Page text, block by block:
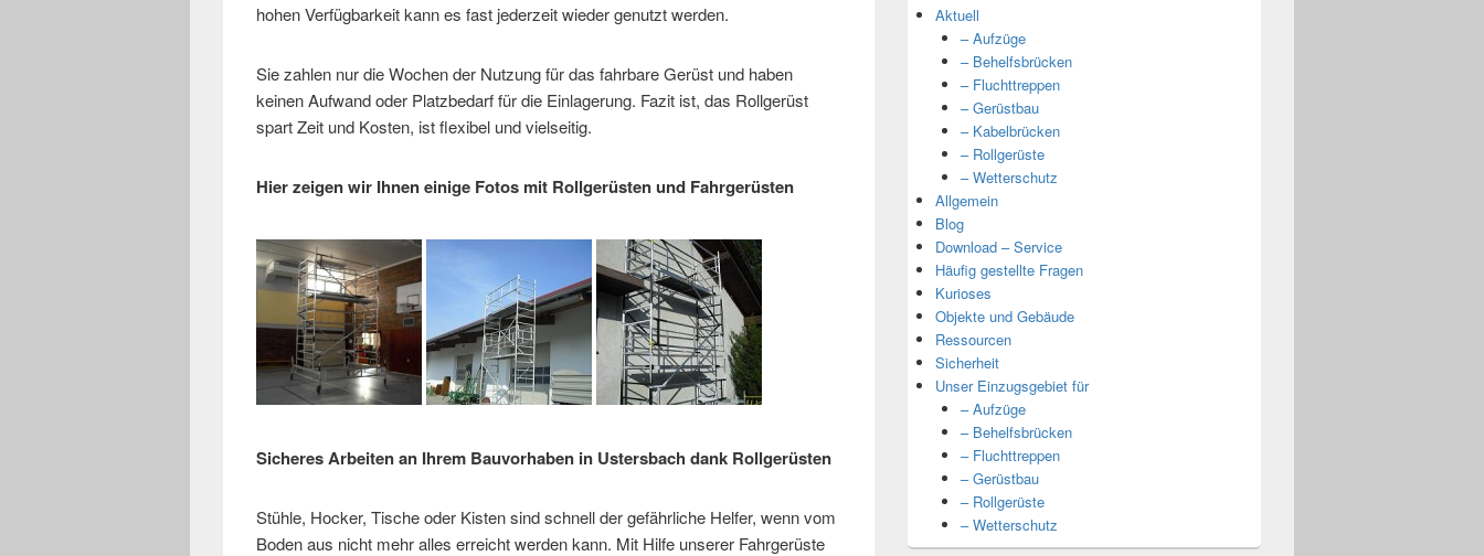
hohen Verfügbarkeit kann es fast jederzeit wieder genutzt werden.
Sie zahlen nur die Wochen der Nutzung für das fahrbare Gerüst und haben
keinen Aufwand oder Platzbedarf für die Einlagerung. Fazit ist, das Rollgerüst
spart Zeit und Kosten, ist flexibel und vielseitig.
Hier zeigen wir Ihnen einige Fotos mit Rollgerüsten und Fahrgerüsten
Sicheres Arbeiten an Ihrem Bauvorhaben in Ustersbach dank Rollgerüsten
Stühle, Hocker, Tische oder Kisten sind schnell der gefährliche Helfer, wenn vom
Boden aus nicht mehr alles erreicht werden kann. Mit Hilfe unserer Fahrgerüste
Aktuell
– Aufzüge
– Behelfsbrücken
– Fluchttreppen
– Gerüstbau
– Kabelbrücken
– Rollgerüste
– Wetterschutz
Allgemein
Blog
Download – Service
Häufig gestellte Fragen
Kurioses
Objekte und Gebäude
Ressourcen
Sicherheit
Unser Einzugsgebiet für
– Aufzüge
– Behelfsbrücken
– Fluchttreppen
– Gerüstbau
– Rollgerüste
– Wetterschutz